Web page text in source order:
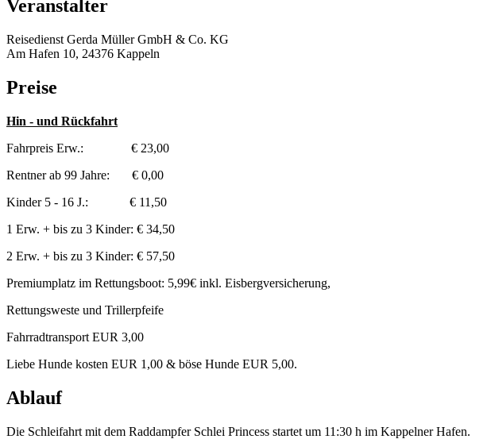
Veranstalter
Reisedienst Gerda Müller GmbH & Co. KG
Am Hafen 10, 24376 Kappeln
Preise
Hin - und Rückfahrt
Fahrpreis Erw.: € 23,00
Rentner ab 99 Jahre: € 0,00
Kinder 5 - 16 J.: € 11,50
1 Erw. + bis zu 3 Kinder: € 34,50
2 Erw. + bis zu 3 Kinder: € 57,50
Premiumplatz im Rettungsboot: 5,99€ inkl. Eisbergversicherung,
Rettungsweste und Trillerpfeife
Fahrradtransport EUR 3,00
Liebe Hunde kosten EUR 1,00 & böse Hunde EUR 5,00.
Ablauf
Die Schleifahrt mit dem Raddampfer Schlei Princess startet um 11:30 h im Kappelner Hafen.